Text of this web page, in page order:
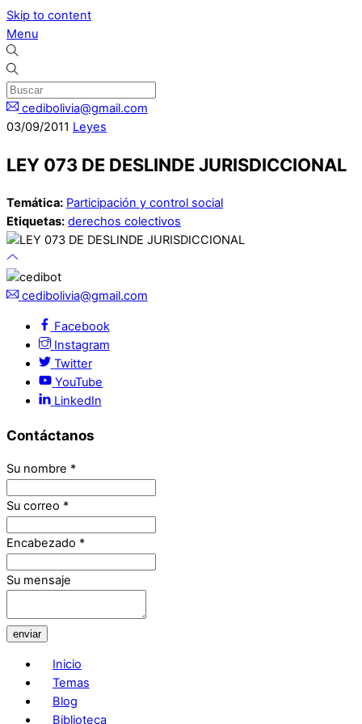
Skip to content
Menu
cedibolivia@gmail.com
03/09/2011 Leyes
LEY 073 DE DESLINDE JURISDICCIONAL
Temática: Participación y control social
Etiquetas: derechos colectivos
cedibolivia@gmail.com
Facebook
Instagram
Twitter
YouTube
LinkedIn
Contáctanos
Su nombre *
Su correo *
Encabezado *
Su mensaje
enviar
Inicio
Temas
Blog
Biblioteca